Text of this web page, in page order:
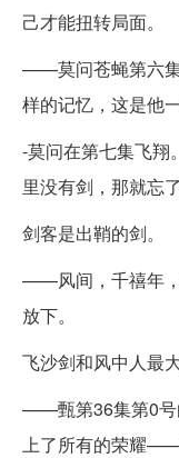
己才能扭转局面。
——莫问苍蝇第六
样的记忆，这是他
-莫问在第七集飞翔
里没有剑，那就忘
剑客是出鞘的剑。
——风间，千禧年
放下。
飞沙剑和风中人最
——甄第36集第0号
上了所有的荣耀——